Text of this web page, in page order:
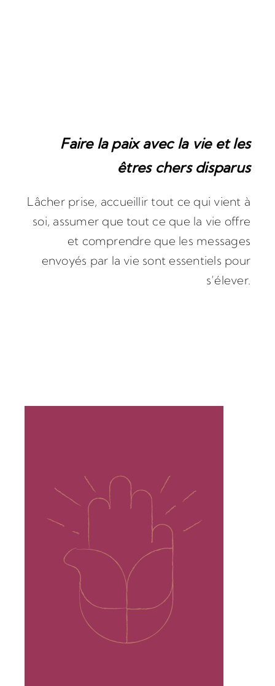
Faire la paix avec la vie et les
êtres chers disparus
Lâcher prise, accueillir tout ce qui vient à
soi, assumer que tout ce que la vie offre
et comprendre que les messages
envoyés par la vie sont essentiels pour
s’élever.